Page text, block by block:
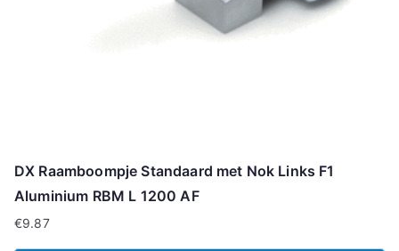
DX Raamboompje Standaard met Nok Links F1
Aluminium RBM L 1200 AF
€9.87